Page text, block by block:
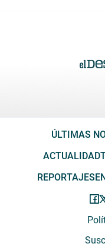
ÚLTIMAS
ACTUALIDAD
REPORTAJES